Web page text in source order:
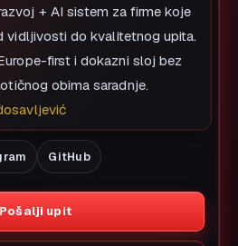
+ AI sistem za firme koje
vidljivosti do kvalitetnog upita.
first i dokazni sloj bez
obima saradnje.
GitHub
Pošalji upit